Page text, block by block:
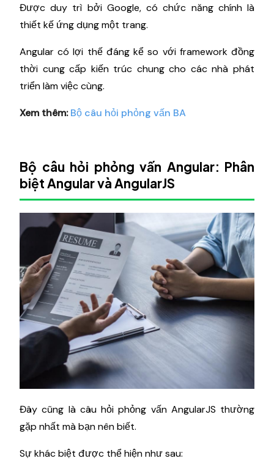
Được duy trì bởi Google, có chức năng chính là
thiết kế ứng dụng một trang.
Angular có lợi thế đáng kể so với framework đồng
thời cung cấp kiến ​​trúc chung cho các nhà phát
triển làm việc cùng.
Xem thêm: Bộ câu hỏi phỏng vấn BA
Bộ câu hỏi phỏng vấn Angular: Phân
biệt Angular và AngularJS
Đây cũng là câu hỏi phỏng vấn AngularJS thường
gặp nhất mà bạn nên biết.
Sự khác biệt được thể hiện như sau: